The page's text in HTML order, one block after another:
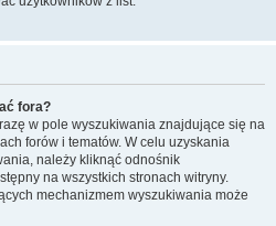
fora?
w pole wyszukiwania znajdujące się na
forów i tematów. W celu uzyskania
należy kliknąć odnośnik
na wszystkich stronach witryny.
mechanizmem wyszukiwania może